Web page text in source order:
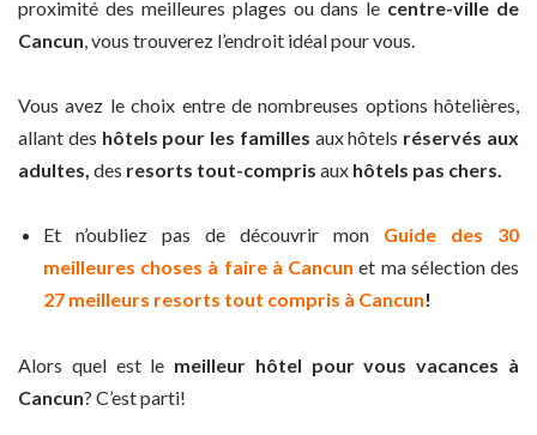
proximité des meilleures plages ou dans le centre-ville de
Cancun , vous trouverez l’endroit idéal pour vous.
Vous avez le choix entre denombreuses options hôtelières,
allant des hôtels pour les familles aux hôtels réservés aux
adultes, des resorts tout-compris aux hôtels pas chers.
Et n’oubliez pas de découvrir mon Guide des 30
meilleures choses à faire à Cancun et ma sélection des
27 meilleurs resorts tout compris à Cancun!
Alors quel est le meilleur hôtel pour vous vacances à
Cancun? C’est parti!